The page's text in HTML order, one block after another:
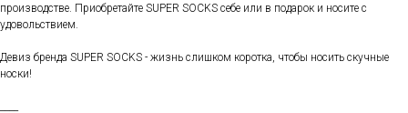
производстве. Приобретайте SUPER SOCKS себе или в подарок и носите с
удовольствием.
Девиз бренда SUPER SOCKS - жизнь слишком коротка, чтобы носить скучные
носки!